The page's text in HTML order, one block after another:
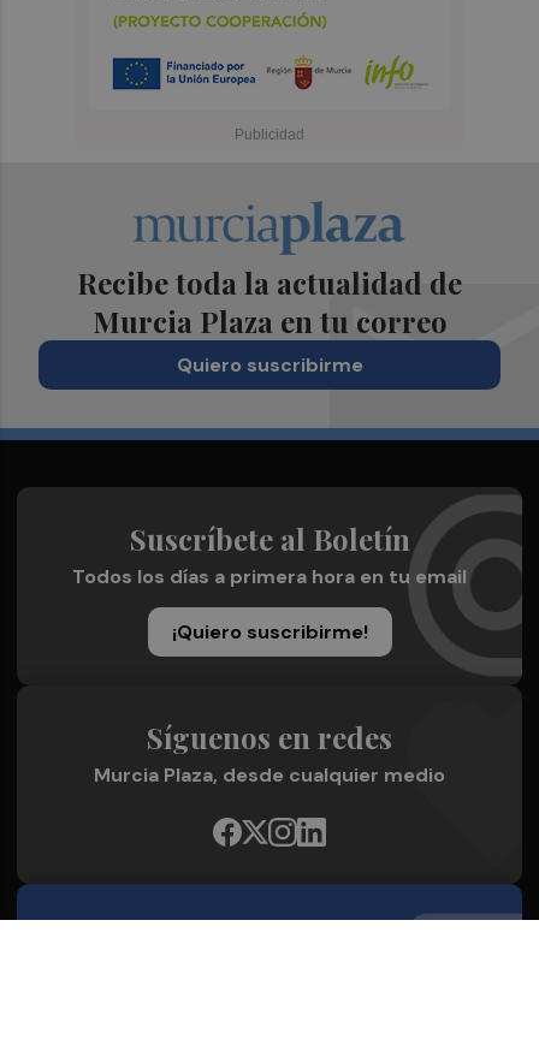
Recibe toda la actualidad de
Murcia Plaza en tu correo
Quiero suscribirme
Suscríbete al Boletín
Todos los días a primera hora en tu email
¡Quiero suscribirme!
Síguenos en redes
Murcia Plaza, desde cualquier medio